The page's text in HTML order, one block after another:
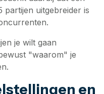
uitgebreider is
je wilt gaan
"waarom" je
en